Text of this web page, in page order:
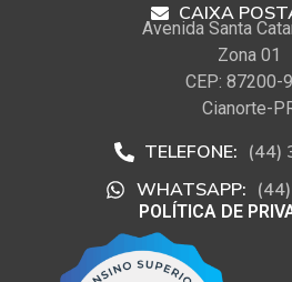
CAIXA
Avenida Santa
Zona 01
CEP: 87200-
Cianorte-
TELEFONE: (44)
WHATSAPP:
POLÍTICA DE